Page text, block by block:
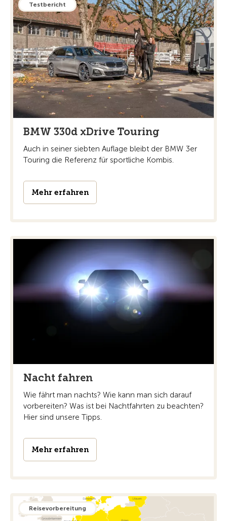
Testbericht
BMW 330d xDrive Touring
Auch in seiner siebten Auflage bleibt der BMW 3er
Touring die Referenz für sportliche Kombis.
Mehr erfahren
Nacht fahren
Wie fährt man nachts? Wie kann man sich darauf
vorbereiten? Was ist bei Nachtfahrten zu beachten?
Hier sind unsere Tipps.
Mehr erfahren
Reisevorbereitung